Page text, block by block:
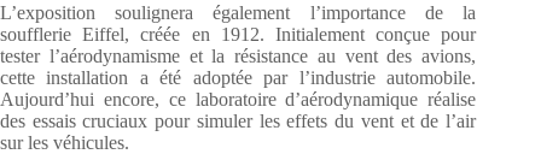
L’exposition soulignera également l’importance de la
soufflerie Eiffel, créée en 1912. Initialement conçue pour
tester l’aérodynamisme et la résistance au vent des avions,
cette installation a été adoptée par l’industrie automobile.
Aujourd’hui encore, ce laboratoire d’aérodynamique réalise
des essais cruciaux pour simuler les effets du vent et de l’air
sur les véhicules.